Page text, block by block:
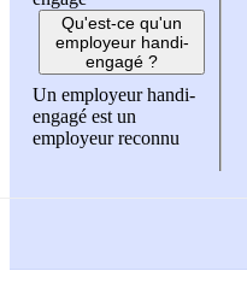
Qu'est-ce qu'un
employeur handi-
engagé ?
Un employeur handi-
engagé est un
employeur reconnu